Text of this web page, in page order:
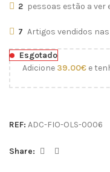
2 pessoas estão a ver
7 Artigos vendidos
Esgotado
Adicione 39.00€ e
REF: ADC-FIO-OLS-0006
Share: